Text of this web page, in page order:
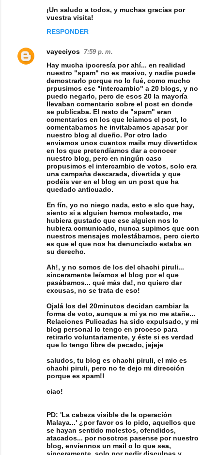
¡Un saludo a todos, y muchas gracias por
vuestra visita!
RESPONDER
vayeciyos 7:59 p. m.
Hay mucha ipocresía por ahí... en realidad
nuestro "spam" no es masivo, y nadie puede
demostrarlo porque no lo fué, como mucho
prpusimos ese "intercambio" a 20 blogs, y no
puedo negarlo, pero de esos 20 la mayoría
llevaban comentario sobre el post en donde
se publicaba. El resto de "spam" eran
comentarios en los que leíamos el post, lo
comentabamos he invitabamos apasar por
nuestro blog al dueño. Por otro lado
enviamos unos cuantos mails muy divertidos
en los que pretendíamos dar a conocer
nuestro blog, pero en ningún caso
propusimos el intercambio de votos, solo era
una campaña descarada, divertida y que
podéis ver en el blog en un post que ha
quedado anticuado.
En fín, yo no niego nada, esto e slo que hay,
siento si a alguien hemos molestado, me
hubiera gustado que ese alguien nos lo
hubiera comunicado, nunca supimos que con
nuestros mensajes molestábamos, pero cierto
es que el que nos ha denunciado estaba en
su derecho.
Ah!, y no somos de los del chachi piruli...
sinceramente leíamos el blog por el que
pasábamos... qué más da!, no quiero dar
excusas, no se trata de eso!
Ojalá los del 20minutos decidan cambiar la
forma de voto, aunque a mí ya no me atañe...
Relaciones Pulicadas ha sido expulsado, y mi
blog personal lo tengo en proceso para
retirarlo voluntariamente, y éste si es verdad
que lo tengo libre de pecado, jejeje
saludos, tu blog es chachi piruli, el mio es
chachi piruli, pero no te dejo mi dirección
porque es spam!!
ciao!
PD: 'La cabeza visible de la operación
Malaya...' ¿por favor os lo pido, aquellos que
se hayan sentido molestos, ofendidos,
atacados... por nosotros pasense por nuestro
blog, envíennos un mail o lo que sea,